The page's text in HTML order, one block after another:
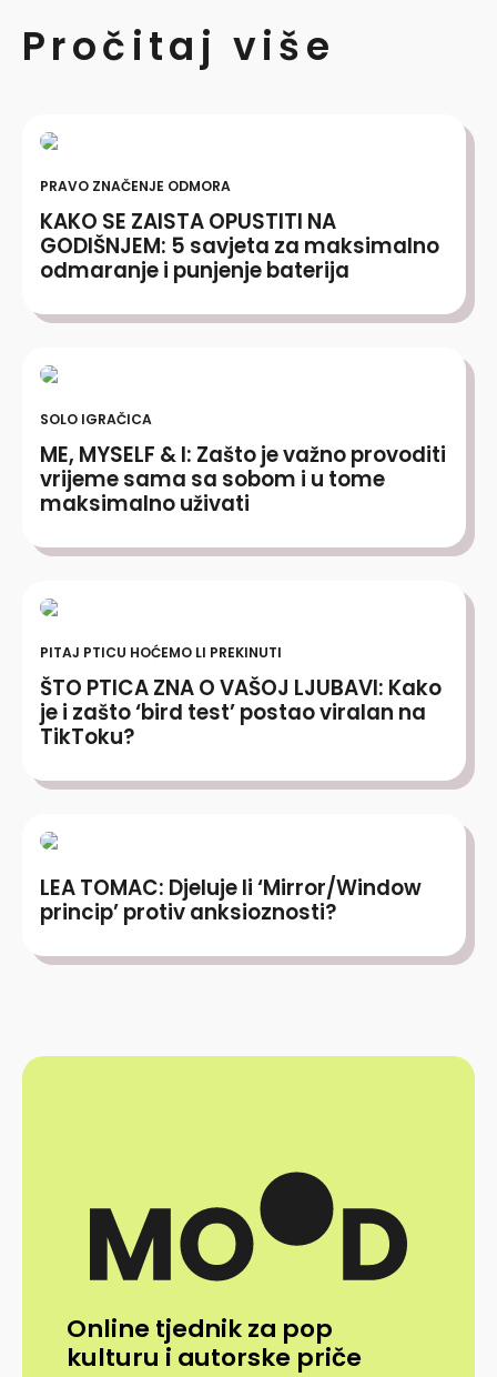
Pročitaj više
PRAVO ZNAČENJE ODMORA
KAKO SE ZAISTA OPUSTITI NA
GODIŠNJEM: 5 savjeta za maksimalno
odmaranje i punjenje baterija
SOLO IGRAČICA
ME, MYSELF & I: Zašto je važno provoditi
vrijeme sama sa sobom i u tome
maksimalno uživati
PITAJ PTICU HOĆEMO LI PREKINUTI
ŠTO PTICA ZNA O VAŠOJ LJUBAVI: Kako
je i zašto ‘bird test’ postao viralan na
TikToku?
LEA TOMAC: Djeluje li ‘Mirror/Window
princip’ protiv anksioznosti?
Online tjednik za pop
kulturu i autorske priče